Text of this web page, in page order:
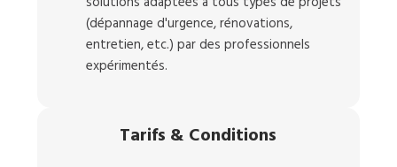
(dépannage d'urgence, rénovations,
entretien, etc.) par des professionnels
expérimentés.
Tarifs & Conditions